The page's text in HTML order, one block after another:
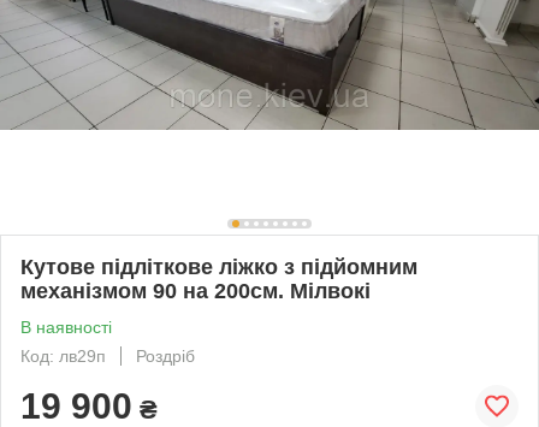
Кутове підліткове ліжко з підйомним
механізмом 90 на 200см. Мілвокі
В наявності
Код: лв29п
Роздріб
19 900 ₴